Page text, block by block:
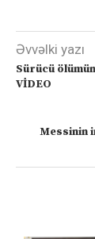
Əvvəlki yazı
Sürücü
VİDEO
Messinin